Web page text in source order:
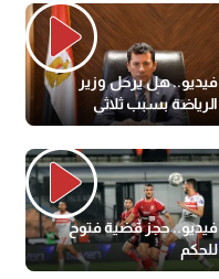
فيديو.. هل يرحل وزير
الرياضة بسبب ثلاثي
الزمالك ؟
فيديو.. حجز قضية فتوح
للحكم